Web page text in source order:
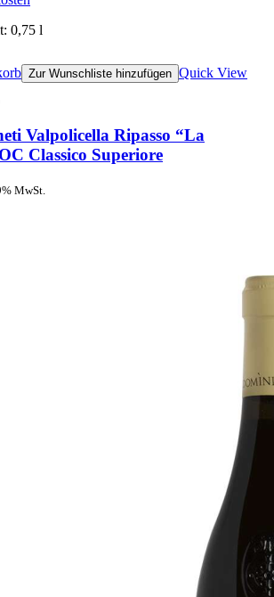
0,75 l
Zur Wunschliste hinzufügen Quick View
Valpolicella Ripasso “La
Classico Superiore
MwSt.